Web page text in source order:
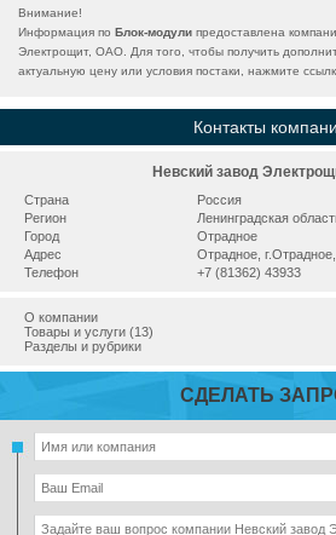
Внимание!
Информация по Блок-модули предоставлена
Электрощит, ОАО. Для того, чтобы получить
актуальную цену или условия постаки, нажмите
Контакты
Невский завод
Страна
Россия
Регион
Ленинградская
Город
Отрадное
Адрес
Отрадное,
Телефон
+7 (81362) 43933
О компании
Товары и услуги (13)
Разделы и рубрики
СДЕЛАТЬ